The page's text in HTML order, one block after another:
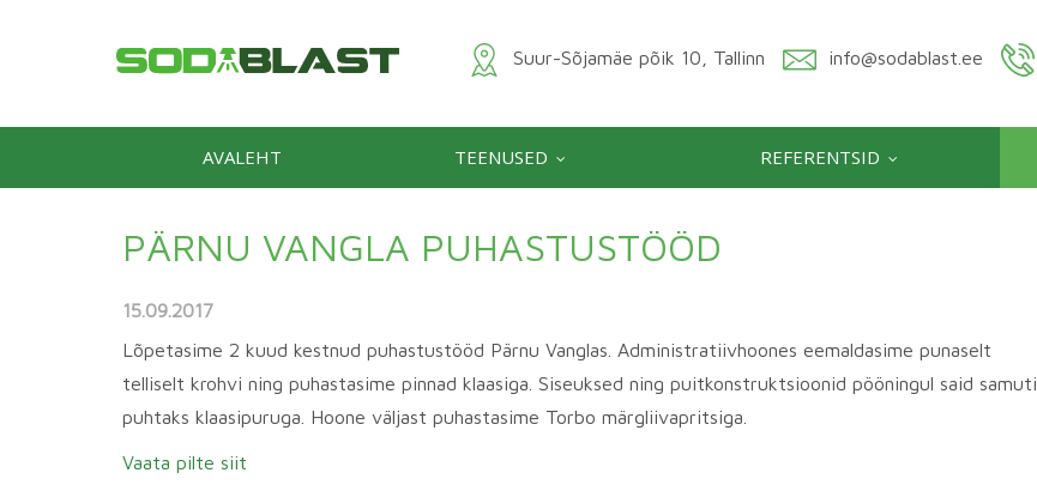
Suur-Sõjamäe põik 10, Tallinn info@sodablast.ee
AVALEHT TEENUSED REFERENTSID
PÄRNU VANGLA PUHASTUSTÖÖD
15.09.2017
Lõpetasime 2 kuud kestnud puhastustööd Pärnu Vanglas. Administratiivhoones eemaldasime punaselt
telliselt krohvi ning puhastasime pinnad klaasiga. Siseuksed ning puitkonstruktsioonid pööningul said samuti
puhtaks klaasipuruga. Hoone väljast puhastasime Torbo märgliivapritsiga.
Vaata pilte siit